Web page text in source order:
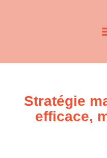
Stratégie
efficace,